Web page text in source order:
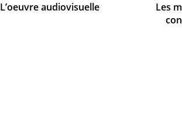
L’oeuvre audiovisuelle
Les